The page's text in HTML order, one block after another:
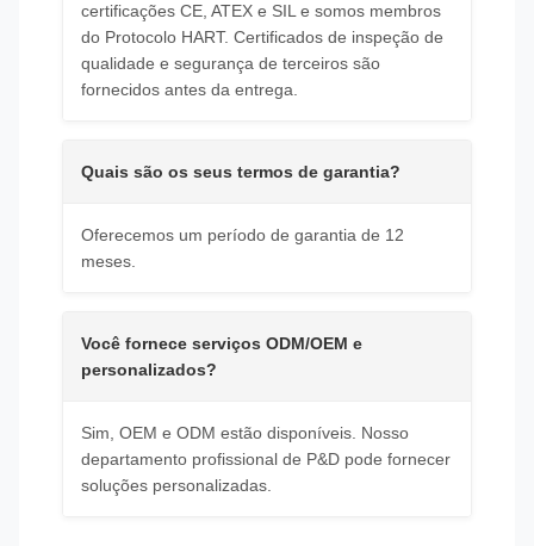
certificações CE, ATEX e SIL e somos membros
do Protocolo HART. Certificados de inspeção de
qualidade e segurança de terceiros são
fornecidos antes da entrega.
Quais são os seus termos de garantia?
Oferecemos um período de garantia de 12
meses.
Você fornece serviços ODM/OEM e
personalizados?
Sim, OEM e ODM estão disponíveis. Nosso
departamento profissional de P&D pode fornecer
soluções personalizadas.